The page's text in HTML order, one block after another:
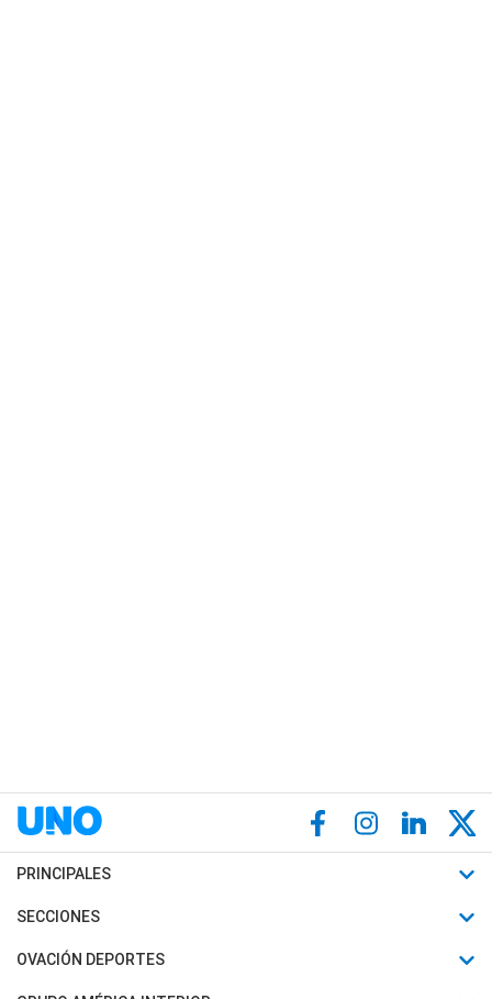
PRINCIPALES
Últimas Noticias
Política
SECCIONES
Horóscopo
Motores
OVACIÓN DEPORTES